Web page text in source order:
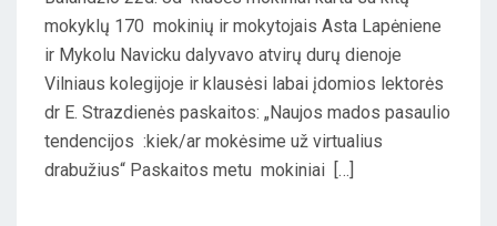
mokyklų 170 mokinių ir mokytojais Asta Lapėniene
ir Mykolu Navicku dalyvavo atvirų durų dienoje
Vilniaus kolegijoje ir klausėsi labai įdomios lektorės
dr E. Strazdienės paskaitos: „Naujos mados pasaulio
tendencijos :kiek/ar mokėsime už virtualius
drabužius“ Paskaitos metu mokiniai […]